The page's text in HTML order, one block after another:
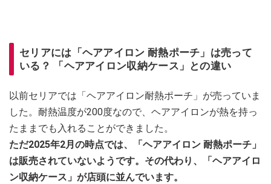
セリアには「ヘアアイロン 耐熱ポーチ」は売って
いる？ 「ヘアアイロン収納ケース」との違い
以前セリアでは「ヘアアイロン耐熱ポーチ」が売っていま
した。耐熱温度が200度なので、ヘアアイロンが熱を持っ
たままでも入れることができました。
ただ2025年2月の時点では、「ヘアアイロン 耐熱ポーチ」
は販売されていないようです。その代わり、「ヘアアイロ
ン収納ケース」が店頭に並んでいます。